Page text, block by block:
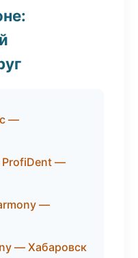
—
ProfiDent —
—
— Хабаровск